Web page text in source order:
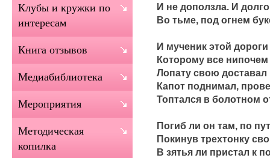
И не доползла. И долго
Во тьме, под огнем
И мученик этой
Которому все
Лопату свою доставал
Капот поднимал,
Топтался в болотном
Погиб ли он там, по
Покинув трехтонку
В зятья ли пристал к
Клубы и кружки по
интересам
Книга отзывов
Медиабиблиотека
Мероприятия
Методическая
копилка